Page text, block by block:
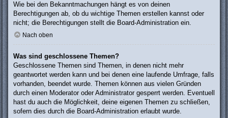
Wie bei den Bekanntmachungen hängt es von deinen
Berechtigungen ab, ob du wichtige Themen erstellen kannst oder
nicht; die Berechtigungen stellt die Board-Administration ein.
Nach oben
Was sind geschlossene Themen?
Geschlossene Themen sind Themen, in denen nicht mehr
geantwortet werden kann und bei denen eine laufende Umfrage, falls
vorhanden, beendet wurde. Themen können aus vielen Gründen
durch einen Moderator oder Administrator gesperrt werden. Eventuell
hast du auch die Möglichkeit, deine eigenen Themen zu schließen,
sofern dies durch die Board-Administration erlaubt wurde.